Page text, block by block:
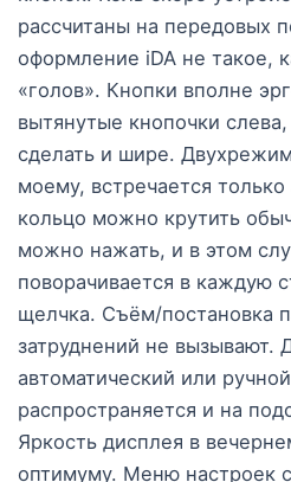
рассчитаны на передовых
оформление iDA не такое,
«голов». Кнопки вполне
вытянутые кнопочки
сделать и шире.
моему, встречается
кольцо можно крутить
можно нажать, и в этом
поворачивается в каждую
щелчка. Съём/постановка
затруднений не вызывают.
автоматический или
распространяется и на
Яркость дисплея в
оптимуму. Меню настроек